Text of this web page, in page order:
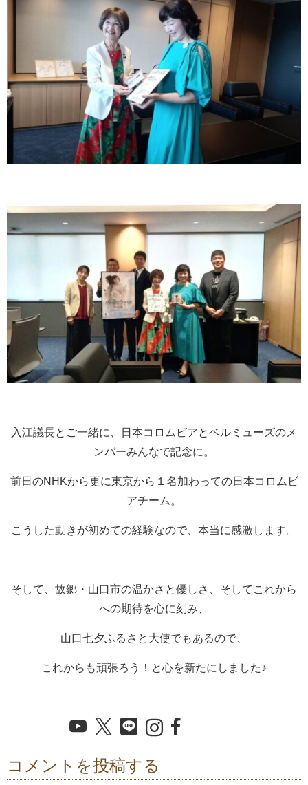
入江議長とご一緒に、日本コロムビアとベルミューズのメ
ンバーみんなで記念に。
前日のNHKから更に東京から１名加わっての日本コロムビ
アチーム。
こうした動きが初めての経験なので、本当に感激します。
そして、故郷・山口市の温かさと優しさ、そしてこれから
への期待を心に刻み、
山口七夕ふるさと大使でもあるので、
これからも頑張ろう！と心を新たにしました♪
コメントを投稿する